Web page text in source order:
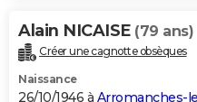
Alain NICAISE (79 ans)
Créer une cagnotte obsèques
Naissance
26/10/1946 à Arromanches-